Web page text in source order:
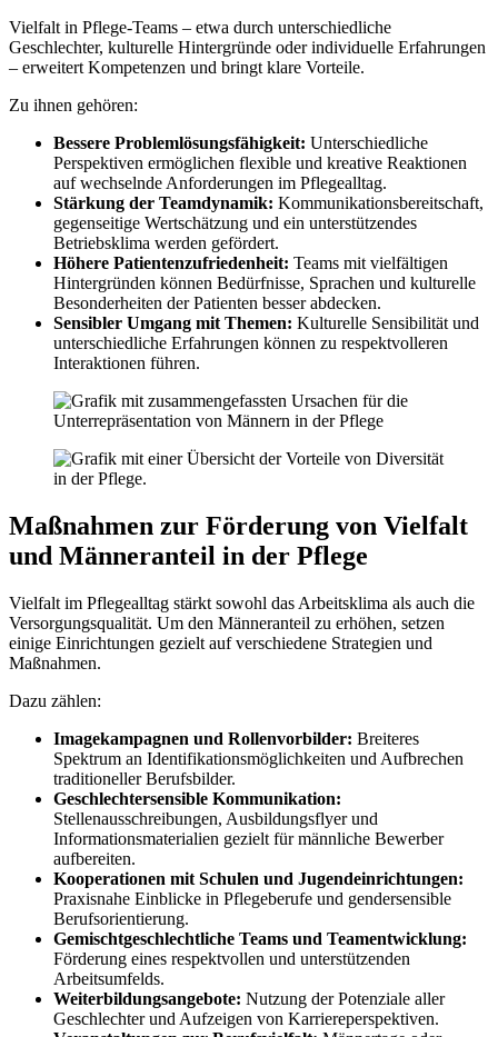
Vielfalt in Pflege-Teams – etwa durch unterschiedliche
Geschlechter, kulturelle Hintergründe oder individuelle Erfahrungen
– erweitert Kompetenzen und bringt klare Vorteile.
Zu ihnen gehören:
Bessere Problemlösungsfähigkeit: Unterschiedliche
Perspektiven ermöglichen flexible und kreative Reaktionen
auf wechselnde Anforderungen im Pflegealltag.
Stärkung der Teamdynamik: Kommunikationsbereitschaft,
gegenseitige Wertschätzung und ein unterstützendes
Betriebsklima werden gefördert.
Höhere Patientenzufriedenheit: Teams mit vielfältigen
Hintergründen können Bedürfnisse, Sprachen und kulturelle
Besonderheiten der Patienten besser abdecken.
Sensibler Umgang mit Themen: Kulturelle Sensibilität und
unterschiedliche Erfahrungen können zu respektvolleren
Interaktionen führen.
Maßnahmen zur Förderung von Vielfalt
und Männeranteil in der Pflege
Vielfalt im Pflegealltag stärkt sowohl das Arbeitsklima als auch die
Versorgungsqualität. Um den Männeranteil zu erhöhen, setzen
einige Einrichtungen gezielt auf verschiedene Strategien und
Maßnahmen.
Dazu zählen:
Imagekampagnen und Rollenvorbilder: Breiteres
Spektrum an Identifikationsmöglichkeiten und Aufbrechen
traditioneller Berufsbilder.
Geschlechtersensible Kommunikation:
Stellenausschreibungen, Ausbildungsflyer und
Informationsmaterialien gezielt für männliche Bewerber
aufbereiten.
Kooperationen mit Schulen und Jugendeinrichtungen:
Praxisnahe Einblicke in Pflegeberufe und gendersensible
Berufsorientierung.
Gemischtgeschlechtliche Teams und Teamentwicklung:
Förderung eines respektvollen und unterstützenden
Arbeitsumfelds.
Weiterbildungsangebote: Nutzung der Potenziale aller
Geschlechter und Aufzeigen von Karriereperspektiven.